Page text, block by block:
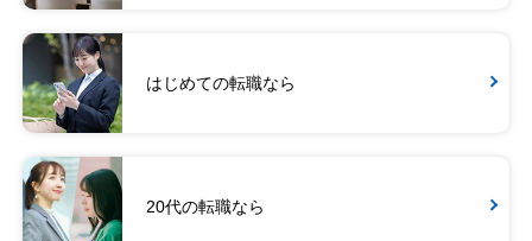
はじめての転職なら
20代の転職なら